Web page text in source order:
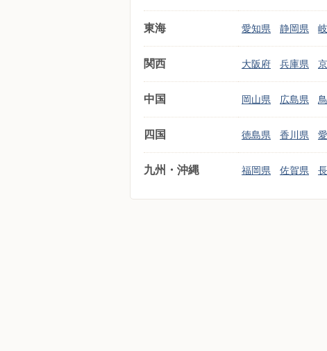
東海 愛知県 静岡県
関西 大阪府 兵庫県
中国 岡山県 広島県
四国 徳島県 香川県
九州・沖縄 福岡県 佐賀県